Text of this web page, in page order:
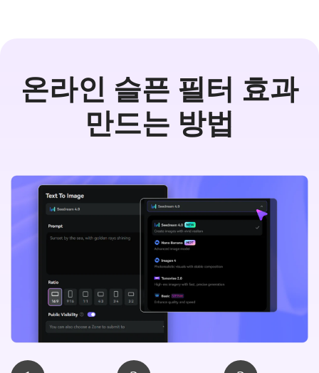
온라인 슬픈 필터 효과
만드는 방법